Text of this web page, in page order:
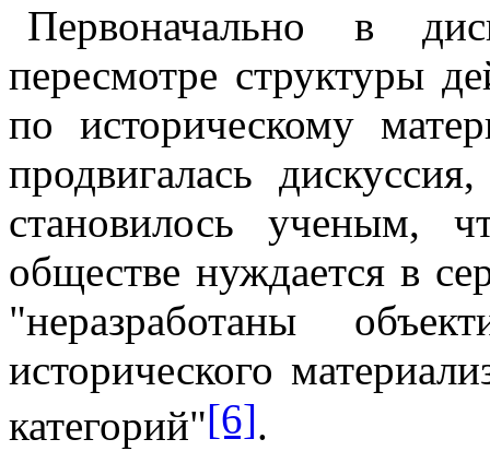
Первоначально в
пересмотре структуры
по историческому
продвигалась
становилось ученым,
обществе нуждается в
"неразработаны
исторического
категорий"[6].